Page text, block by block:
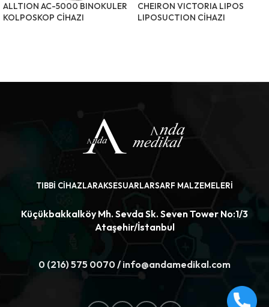
ALLTION AC-5000 BINOKULER
KOLPOSKOP CİHAZI
CHEIRON VICTORIA LIPOS
LIPOSUCTION CİHAZI
TIBBI CIHAZLARAKSESUARLARSARF MALZEMELERI
Küçükbakkalköy Mh. Sevda Sk. Seven Tower No:1/3
Ataşehir/İstanbul
0 (216) 575 0070/info@andamedikal.com